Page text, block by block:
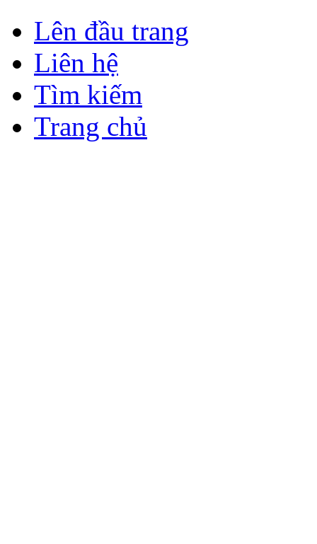
Lên đầu trang
Liên hệ
Tìm kiếm
Trang chủ